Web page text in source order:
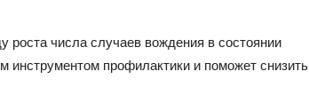
роста числа случаев вождения в состоянии
инструментом профилактики и поможет снизить